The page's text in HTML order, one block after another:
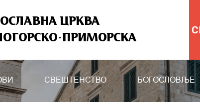
ЦРКВА
ПРИМОРСКА
СВЕШТЕНСТВО БОГОСЛОВЉЕ